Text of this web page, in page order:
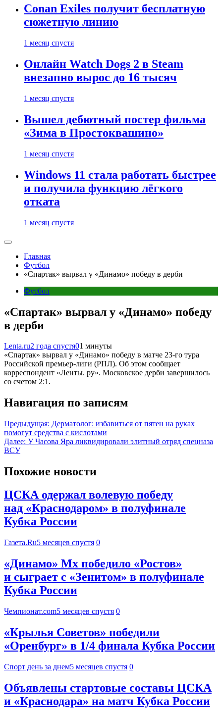
Conan Exiles получит бесплатную
сюжетную линию
1 месяц спустя
Онлайн Watch Dogs 2 в Steam
внезапно вырос до 16 тысяч
1 месяц спустя
Вышел дебютный постер фильма
«Зима в Простоквашино»
1 месяц спустя
Windows 11 стала работать быстрее
и получила функцию лёгкого
отката
1 месяц спустя
Главная
Футбол
«Спартак» вырвал у «Динамо» победу в дерби
Футбол
«Спартак» вырвал у «Динамо» победу
в дерби
Lenta.ru2 года спустя01 минуты
«Спартак» вырвал у «Динамо» победу в матче 23-го тура
Российской премьер-лиги (РПЛ). Об этом сообщает
корреспондент «Ленты. ру». Московское дерби завершилось
со счетом 2:1.
Навигация по записям
Предыдущая: Дерматолог: избавиться от пятен на руках
помогут средства с кислотами
Далее: У Часова Яра ликвидировали элитный отряд спецназа
ВСУ
Похожие новости
ЦСКА одержал волевую победу
над «Краснодаром» в полуфинале
Кубка России
Газета.Ru5 месяцев спустя 0
«Динамо» Мх победило «Ростов»
и сыграет с «Зенитом» в полуфинале
Кубка России
Чемпионат.com5 месяцев спустя 0
«Крылья Советов» победили
«Оренбург» в 1/4 финала Кубка России
Спорт день за днем5 месяцев спустя 0
Объявлены стартовые составы ЦСКА
и «Краснодара» на матч Кубка России